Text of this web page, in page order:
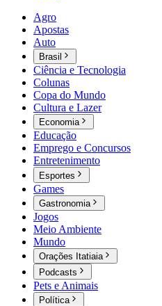
Agro
Apostas
Auto
Brasil
Ciência e Tecnologia
Colunas
Copa do Mundo
Cultura e Lazer
Economia
Educação
Emprego e Concursos
Entretenimento
Esportes
Games
Gastronomia
Jogos
Meio Ambiente
Mundo
Orações Itatiaia
Podcasts
Pets e Animais
Política